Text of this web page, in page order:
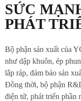
SỨC
PHÁT
Bộ phận sản xuất của
như dập khuôn, ép
lắp ráp, đảm bảo sản
Đồng thời, bộ phận
điện tử, phát triển phần